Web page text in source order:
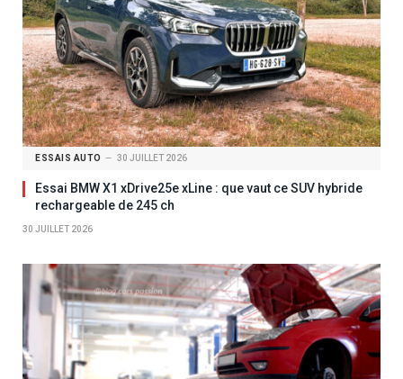
ESSAIS AUTO 30 JUILLET 2026
Essai BMW X1 xDrive25e xLine : que vaut ce SUV hybride
rechargeable de 245 ch
30 JUILLET 2026